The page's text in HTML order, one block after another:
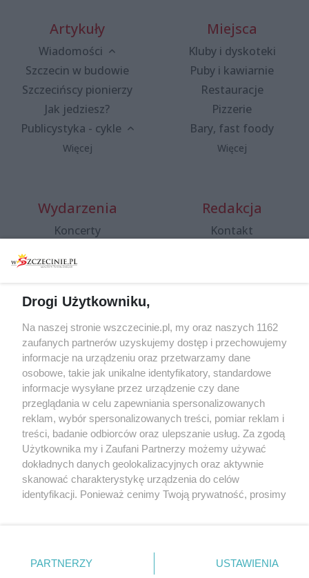
Artykuły
Wiadomości
Szczecin w budowie
Szczecińscy pionierzy
Jak jedziesz?
Publicystyka - cykle
Więcej
Miejsca
Kluby i dyskoteki
Puby i kawiarnie
Restauracje
Pizzerie
Bary, fast foody
Więcej
Wydarzenia
Koncerty
Spacery i oprowadzania
targi
Wernisaże
Więcej
Redakcja
Kontakt
Specjalny koncert z okazji
20. urodzin portalu
wSzczecinie.pl
Regulamin konkursów
śniadaniówka "Hej
Szczecin! Jest piątek!"
Partnerzy
Praca Szczecin
Drogi Użytkowniku,
Na naszej stronie wszczecinie.pl, my oraz naszych 1162
zaufanych partnerów uzyskujemy dostęp i przechowujemy
informacje na urządzeniu oraz przetwarzamy dane
osobowe, takie jak unikalne identyfikatory, standardowe
informacje wysyłane przez urządzenie czy dane
przeglądania w celu zapewniania spersonalizowanych
reklam, wybór spersonalizowanych treści, pomiar reklam i
treści, badanie odbiorców oraz ulepszanie usług. Za zgodą
Użytkownika my i Zaufani Partnerzy możemy używać
dokładnych danych geolokalizacyjnych oraz aktywnie
skanować charakterystykę urządzenia do celów
identyfikacji. Ponieważ cenimy Twoją prywatność, prosimy
prywatności znajdujący się w lewym dolnym rogu strony
. Niektóre rodzaje przetwarzania danych nie wymagają
PARTNERZY USTAWIENIA